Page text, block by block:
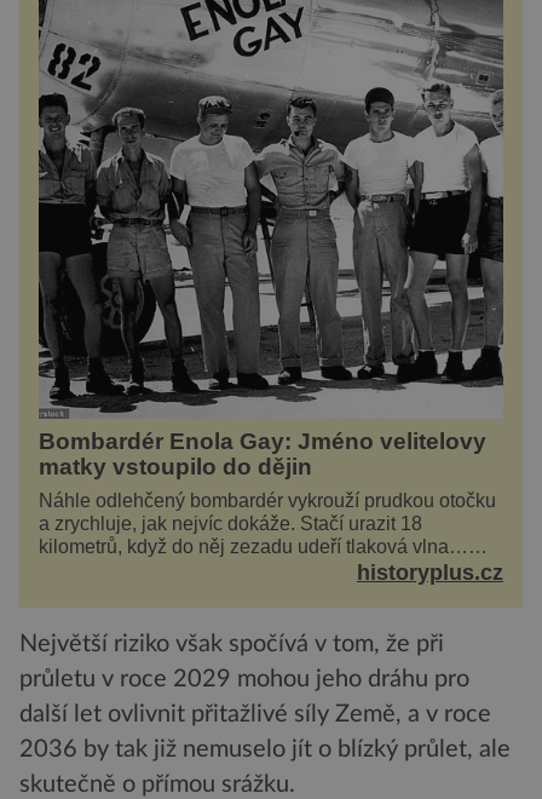
Bombardér Enola Gay: Jméno velitelovy
matky vstoupilo do dějin
Náhle odlehčený bombardér vykrouží prudkou otočku
a zrychluje, jak nejvíc dokáže. Stačí urazit 18
kilometrů, když do něj zezadu udeří tlaková vlna…
Americké rozhodnutí svrhnout ničivou jadernou
historyplus.cz
Největší riziko však spočívá v tom, že při
průletu v roce 2029 mohou jeho dráhu pro
další let ovlivnit přitažlivé síly Země, a v roce
2036 by tak již nemuselo jít o blízký průlet, ale
skutečně o přímou srážku.